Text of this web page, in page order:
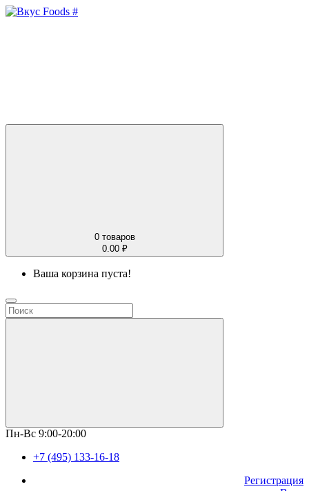
0 товаров
0.00 ₽
Ваша корзина пуста!
Пн-Вс 9:00-20:00
+7 (495) 133-16-18
Регистрация